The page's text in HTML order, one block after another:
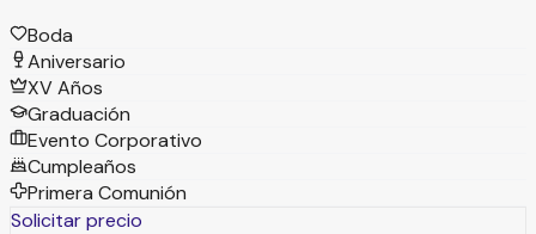
Boda
Aniversario
XV Años
Graduación
Evento Corporativo
Cumpleaños
Primera Comunión
Solicitar precio